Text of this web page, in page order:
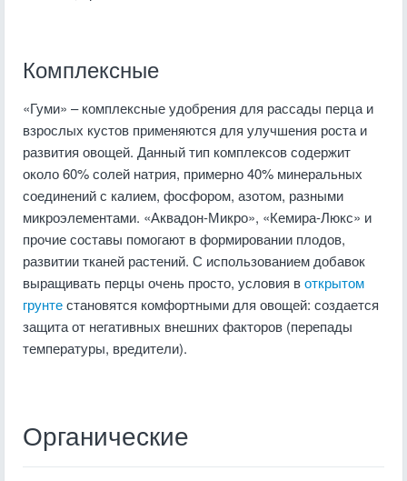
Комплексные
«Гуми» – комплексные удобрения для рассады перца и
взрослых кустов применяются для улучшения роста и
развития овощей. Данный тип комплексов содержит
около 60% солей натрия, примерно 40% минеральных
соединений с калием, фосфором, азотом, разными
микроэлементами. «Аквадон-Микро», «Кемира-Люкс» и
прочие составы помогают в формировании плодов,
развитии тканей растений. С использованием добавок
выращивать перцы очень просто, условия воткрытом
грунтестановятся комфортными для овощей: создается
защита от негативных внешних факторов (перепады
температуры, вредители).
Органические